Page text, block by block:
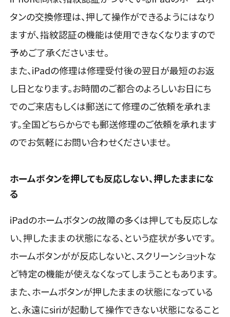
タンの交換修理は、押して操作ができるようにはなり
ますが、指紋認証の機能は使用できなくなりますので
予めご了承くださいませ。
また、iPadの修理は修理受付後の翌日が最短のお返
し日となります。お時間のご都合のよろしいお日にち
でのご来店もしくは郵送にて修理のご依頼を承れま
す。全国どちらからでも郵送修理のご依頼を承れます
のでお気軽にお問い合わせくださいませ。
ホームボタンを押しても反応しない、押したままにな
る
iPadのホームボタンの故障の多くは押しても反応しな
い、押したままの状態になる、という症状が多いです。
ホームボタンがが反応しないと、スクリーンショットな
ど特定の機能が使えなくなってしまうこともあります。
また、ホームボタンが押したままの状態になっている
と、永遠にsiriが起動して操作できない状態になること